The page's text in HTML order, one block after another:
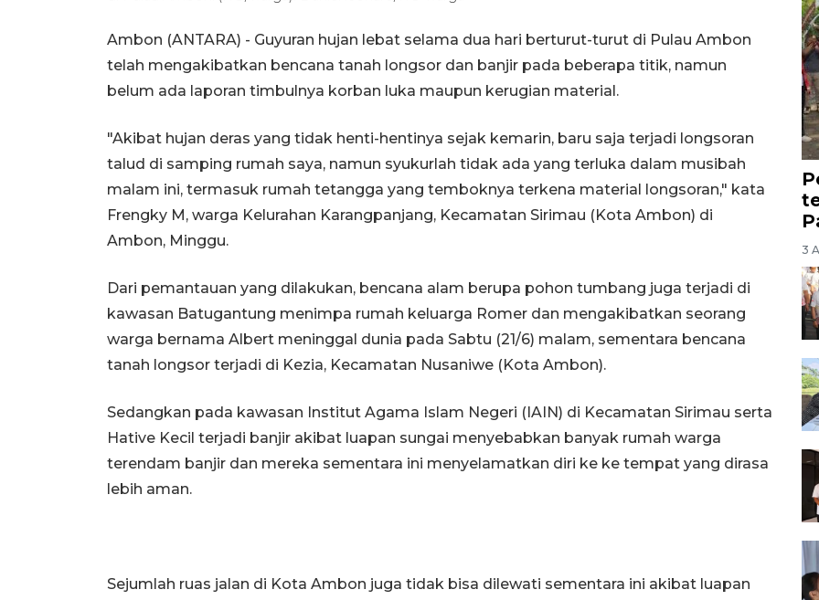
Ambon (ANTARA) - Guyuran hujan lebat selama dua hari berturut-turut di Pulau Ambon
telah mengakibatkan bencana tanah longsor dan banjir pada beberapa titik, namun
belum ada laporan timbulnya korban luka maupun kerugian material.
"Akibat hujan deras yang tidak henti-hentinya sejak kemarin, baru saja terjadi longsoran
talud di samping rumah saya, namun syukurlah tidak ada yang terluka dalam musibah
malam ini, termasuk rumah tetangga yang temboknya terkena material longsoran," kata
Frengky M, warga Kelurahan Karangpanjang, Kecamatan Sirimau (Kota Ambon) di
Ambon, Minggu.
Dari pemantauan yang dilakukan, bencana alam berupa pohon tumbang juga terjadi di
kawasan Batugantung menimpa rumah keluarga Romer dan mengakibatkan seorang
warga bernama Albert meninggal dunia pada Sabtu (21/6) malam, sementara bencana
tanah longsor terjadi di Kezia, Kecamatan Nusaniwe (Kota Ambon).
Sedangkan pada kawasan Institut Agama Islam Negeri (IAIN) di Kecamatan Sirimau serta
Hative Kecil terjadi banjir akibat luapan sungai menyebabkan banyak rumah warga
terendam banjir dan mereka sementara ini menyelamatkan diri ke ke tempat yang dirasa
lebih aman.
Sejumlah ruas jalan di Kota Ambon juga tidak bisa dilewati sementara ini akibat luapan
3